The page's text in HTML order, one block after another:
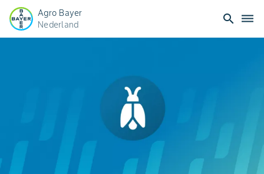
Agro Bayer
Nederland
search dehaze